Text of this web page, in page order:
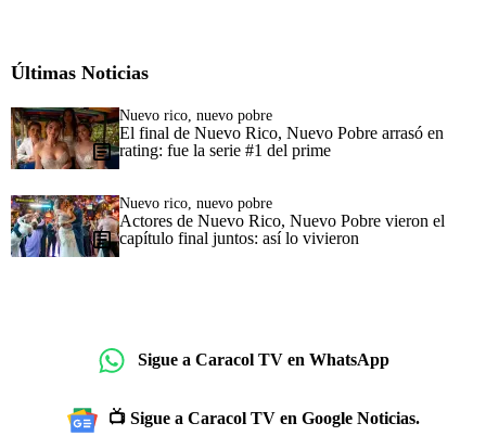
Últimas Noticias
Nuevo rico, nuevo pobre
El final de Nuevo Rico, Nuevo Pobre arrasó en
rating: fue la serie #1 del prime
Nuevo rico, nuevo pobre
Actores de Nuevo Rico, Nuevo Pobre vieron el
capítulo final juntos: así lo vivieron
Sigue a Caracol TV en WhatsApp
📺 Sigue a Caracol TV en Google Noticias.